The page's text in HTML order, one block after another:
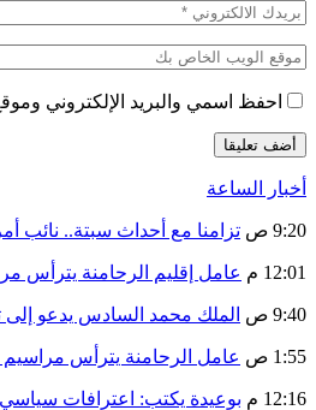
احفظ اسمي والبريد الإلكتروني
أخبار الساعة
9:20 ص تزامنا مع أحداث سبتة.. نائب
12:01 م عامل إقليم الرحامنة يترأس
9:40 ص الملك محمد السادس يدعو
1:55 ص عامل الرحامنة يترأس
12:16 م بوعيدة يكتب: اعترافات